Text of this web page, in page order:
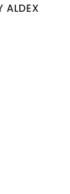
ALDEX